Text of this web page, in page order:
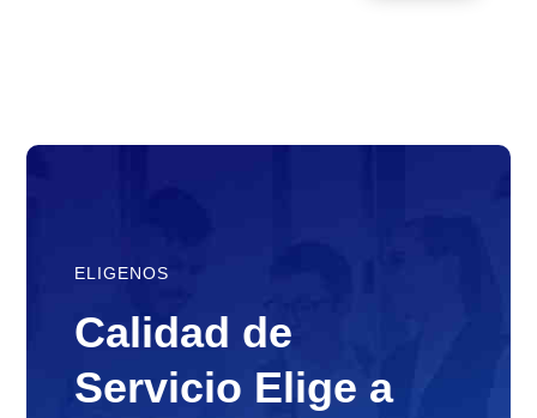
ELIGENOS
Calidad de
Servicio Elige a